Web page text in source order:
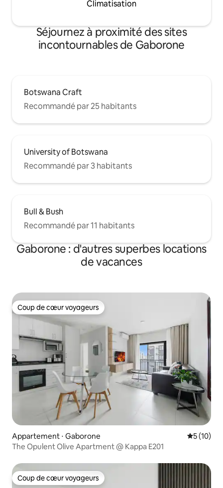
Climatisation
Séjournez à proximité des sites
incontournables de Gaborone
Botswana Craft
Recommandé par 25 habitants
University of Botswana
Recommandé par 3 habitants
Bull & Bush
Recommandé par 11 habitants
Gaborone : d'autres superbes locations
de vacances
Coup de cœur voyageurs
Coup de cœur voyageurs
Appartement ⋅ Gaborone
5 (10)
The Opulent Olive Apartment @ Kappa E201
Coup de cœur voyageurs
Coup de cœur voyageurs